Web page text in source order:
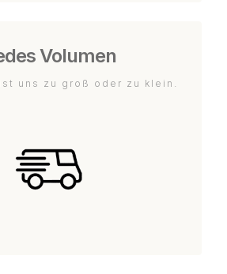
Volumen
uns zu groß oder zu klein.